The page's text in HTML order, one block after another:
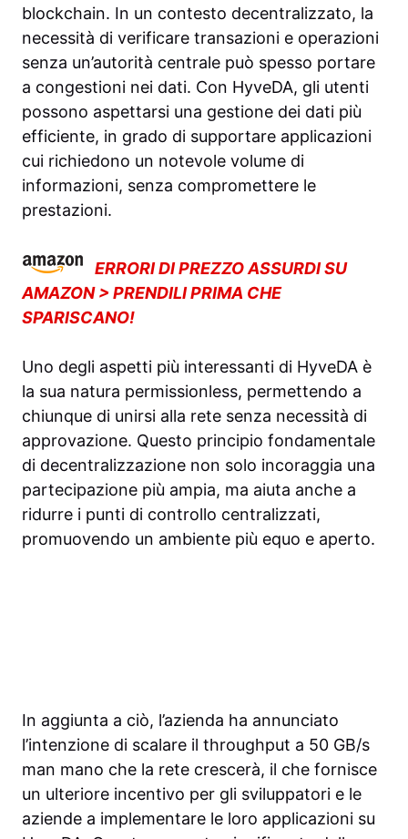
blockchain. In un contesto decentralizzato, la
necessità di verificare transazioni e operazioni
senza un’autorità centrale può spesso portare
a congestioni nei dati. Con HyveDA, gli utenti
possono aspettarsi una gestione dei dati più
efficiente, in grado di supportare applicazioni
cui richiedono un notevole volume di
informazioni, senza compromettere le
prestazioni.
ERRORI DI PREZZO ASSURDI SU
AMAZON > PRENDILI PRIMA CHE
SPARISCANO!
Uno degli aspetti più interessanti di HyveDA è
la sua natura permissionless, permettendo a
chiunque di unirsi alla rete senza necessità di
approvazione. Questo principio fondamentale
di decentralizzazione non solo incoraggia una
partecipazione più ampia, ma aiuta anche a
ridurre i punti di controllo centralizzati,
promuovendo un ambiente più equo e aperto.
In aggiunta a ciò, l’azienda ha annunciato
l’intenzione di scalare il throughput a 50 GB/s
man mano che la rete crescerà, il che fornisce
un ulteriore incentivo per gli sviluppatori e le
aziende a implementare le loro applicazioni su